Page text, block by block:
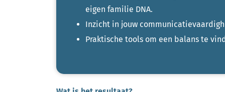
eigen familie DNA.
Inzicht in jouw
Praktische tools om een balans te